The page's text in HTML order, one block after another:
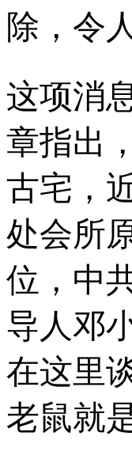
除，令
这项消
章指出
古宅，
处会所
位，中
导人邓
在这里
老鼠就